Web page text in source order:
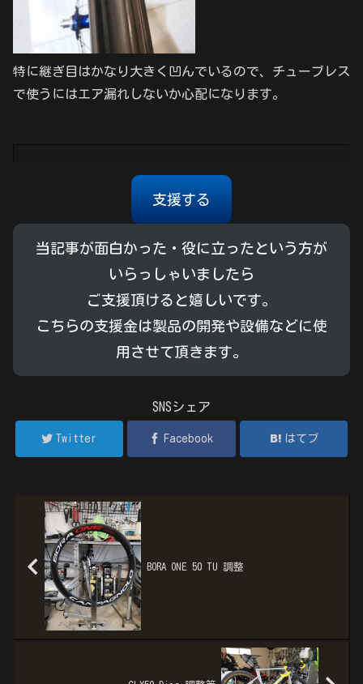
特に継ぎ目はかなり大きく凹んでいるので、チューブレス
で使うにはエア漏れしないか心配になります。
支援する
当記事が面白かった・役に立ったという方が
いらっしゃいましたら
ご支援頂けると嬉しいです。
こちらの支援金は製品の開発や設備などに使
用させて頂きます。
SNSシェア
Twitter Facebook はてブ
BORA ONE 50 TU 調整